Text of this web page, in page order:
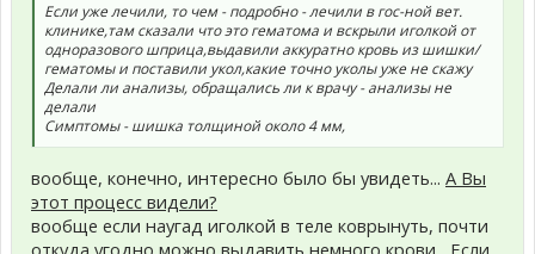
Если уже лечили, то чем - подробно - лечили в гос-ной вет.
клинике,там сказали что это гематома и вскрыли иголкой от
одноразового шприца,выдавили аккуратно кровь из шишки/
гематомы и поставили укол,какие точно уколы уже не скажу
Делали ли анализы, обращались ли к врачу - анализы не
делали
Симптомы - шишка толщиной около 4 мм,
вообще, конечно, интересно было бы увидеть... А Вы
этот процесс видели?
вообще если наугад иголкой в теле коврынуть, почти
откуда угодно можно выдавить немного крови....Если